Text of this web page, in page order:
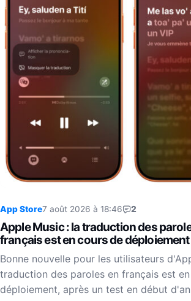
App Store7 août 2026 à 18:46 2
Apple Music : la traduction des
français est en cours de déploiement
Bonne nouvelle pour les utilisateurs
traduction des paroles en français est
déploiement, après un test en début